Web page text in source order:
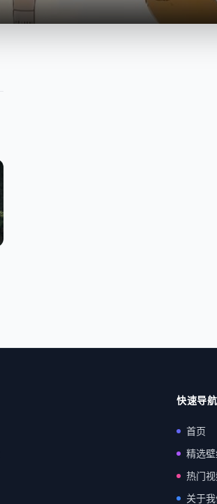
快速导航
首页
精选壁
热门
关于